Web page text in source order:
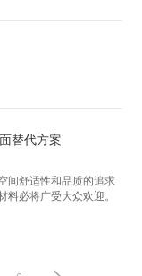
替代方案
间舒适性和品质的追求
必将广受大众欢迎。